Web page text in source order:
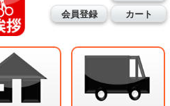
会員登録
カート